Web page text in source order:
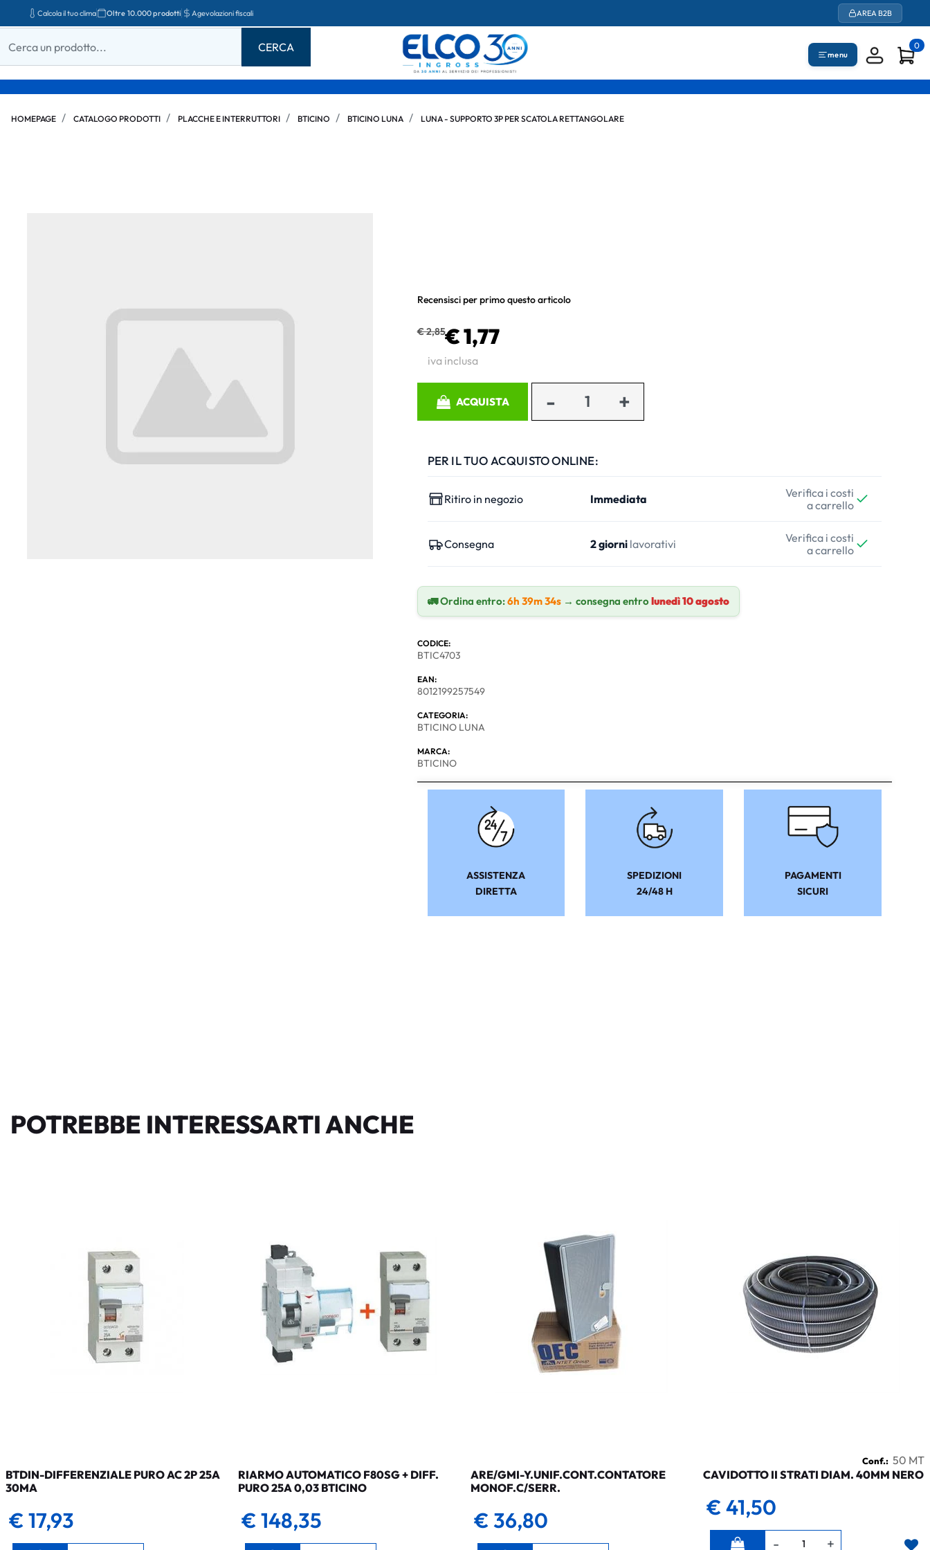
Calcola il tuo clima Oltre 10.000 prodotti Agevolazioni fiscali AREA B2B
menu
0
HOMEPAGE CATALOGO PRODOTTI PLACCHE E INTERRUTTORI BTICINO BTICINO LUNA LUNA - SUPPORTO 3P PER SCATOLA RETTANGOLARE
Recensisci per primo questo articolo
€ 2,85€ 1,77
iva inclusa
ACQUISTA
PER IL TUO ACQUISTO ONLINE:
Ritiro in negozio Immediata
Verifica i costi
a carrello
Consegna 2 giornilavorativi
Verifica i costi
a carrello
🚛 Ordina entro:6h 39m 33s→ consegna entrolunedì 10 agosto
CODICE:
BTIC4703
EAN:
8012199257549
CATEGORIA:
BTICINO LUNA
MARCA:
BTICINO
ASSISTENZA
DIRETTA
SPEDIZIONI
24/48 H
PAGAMENTI
SICURI
POTREBBE INTERESSARTI ANCHE
BTDIN-DIFFERENZIALE PURO AC 2P 25A
30MA
€ 17,93
RIARMO AUTOMATICO F80SG + DIFF.
PURO 25A 0,03 BTICINO
€ 148,35
ARE/GMI-Y.UNIF.CONT.CONTATORE
MONOF.C/SERR.
€ 36,80
Conf.: 50 MT
CAVIDOTTO II STRATI DIAM. 40MM NERO
€ 41,50
Quantità